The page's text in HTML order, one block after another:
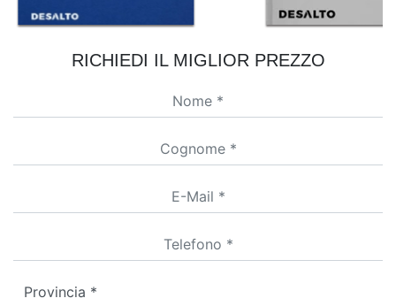
RICHIEDI IL MIGLIOR PREZZO